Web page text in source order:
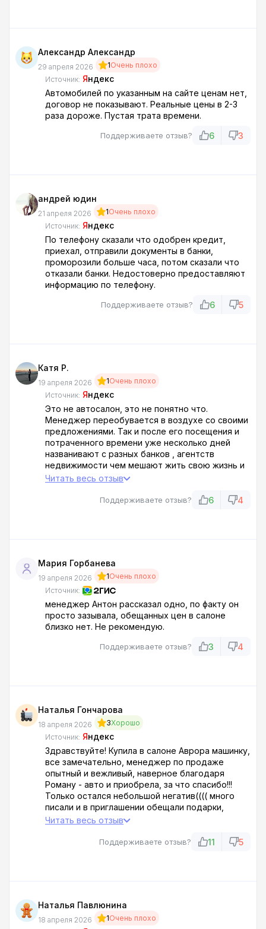
Александр Александр
29 апреля 2026 1Очень плохо
Источник: Яндекс
Автомобилей по указанным на сайте ценам нет,
договор не показывают. Реальные цены в 2-3
раза дороже. Пустая трата времени.
Поддерживаете отзыв? 6 3
андрей юдин
21 апреля 2026 1Очень плохо
Источник: Яндекс
По телефону сказали что одобрен кредит,
приехал, отправили документы в банки,
проморозили больше часа, потом сказали что
отказали банки. Недостоверно предоставляют
информацию по телефону.
Поддерживаете отзыв? 6 5
Катя Р.
19 апреля 2026 1Очень плохо
Источник: Яндекс
Это не автосалон, это не понятно что.
Менеджер переобувается в воздухе со своими
предложениями. Так и после его посещения и
потраченного времени уже несколько дней
названивают с разных банков , агентств
недвижимости чем мешают жить свою жизнь и
работать. Нарушая все
Читать весь отзыв
Поддерживаете отзыв? 6 4
Мария Горбанева
19 апреля 2026 1Очень плохо
Источник:
менеджер Антон рассказал одно, по факту он
просто зазывала, обещанных цен в салоне
близко нет. Не рекомендую.
Поддерживаете отзыв? 3 4
Наталья Гончарова
18 апреля 2026 3Хорошо
Источник: Яндекс
Здравствуйте! Купила в салоне Аврора машинку,
все замечательно, менеджер по продаже
опытный и вежливый, наверное благодаря
Роману - авто и приобрела, за что спасибо!!!
Только остался небольшой негатив(((( много
писали и в приглашении обещали подарки,
перечень их конечно большой, но обещание
Вроде и мелочь но не приятно, когда ***
Читать весь отзыв
Поддерживаете отзыв? 11 5
Наталья Павлюнина
18 апреля 2026 1Очень плохо